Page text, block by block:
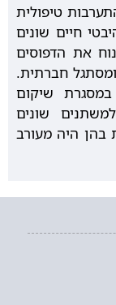
טיפולית
חיים שונים
את הדפוסים
ומסתגל חברתית.
שיקום
שונים
בהן היה מעורב